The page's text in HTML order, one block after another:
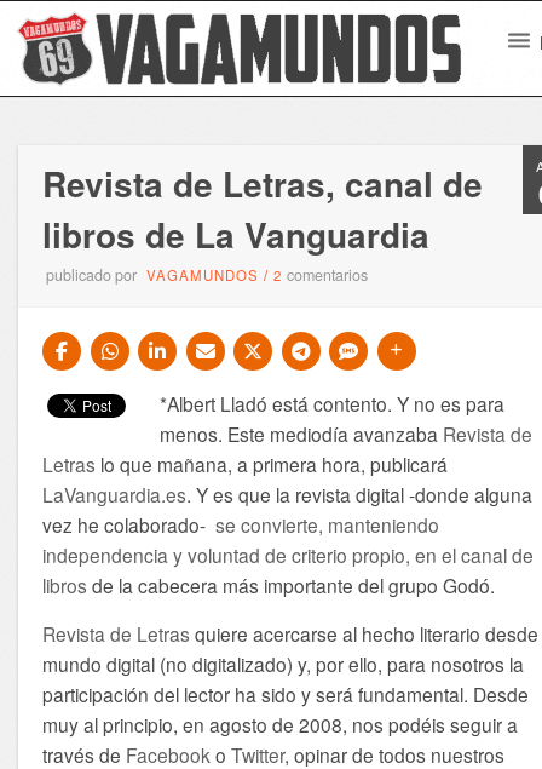
Revista de Letras, canal de
libros de La Vanguardia
publicado por VAGAMUNDOS /2comentarios
*Albert Lladó está contento. Y no es para
menos. Este mediodía avanzaba Revista de
Letras lo que mañana, a primera hora, publicará
LaVanguardia.es. Y es que la revista digital -donde alguna
vez he colaborado-se convierte, manteniendo
independencia y voluntad de criterio propio, en el canal de
libros de la cabecera más importante del grupo Godó.
Revista de Letras quiere acercarse al hecho literario
mundo digital (no digitalizado) y, por ello, para nosotros la
participación del lector ha sido y será fundamental. Desde
muy al principio, en agosto de 2008, nos podéis seguir a
través de FacebookoTwitter, opinar de todos nuestros